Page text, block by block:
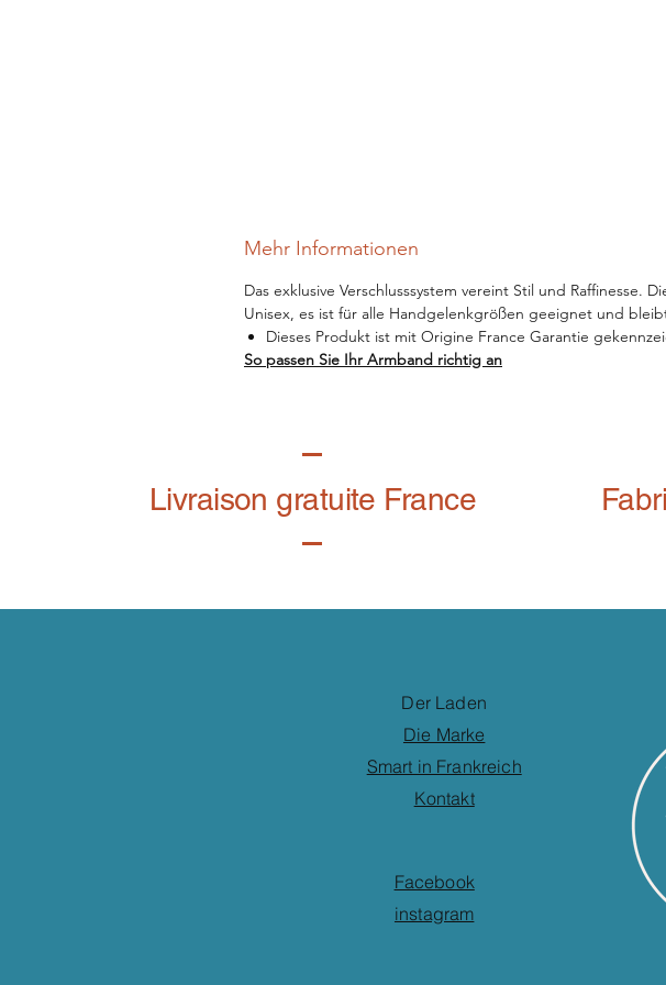
Mehr Informationen
Das exklusive Verschlusssystem vereint Stil und
Unisex, es ist für alle Handgelenkgrößen geeignet und
Dieses Produkt ist mit Origine France Garantie
So passen Sie Ihr Armband richtig an
Livraison gratuite France
Der Laden
Die Marke
Smart in Frankreich
Kontakt
Facebook
instagram